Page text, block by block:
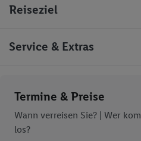
Geldwechsel
Geschäfte
Wäscheservice
Reiseziel
Malta Insel Gozo
Service & Extras
entspricht, erfrage bitte vor
Termine & Preise
Wann verreisen Sie? | Wer
los?